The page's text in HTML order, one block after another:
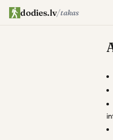
dodies.lv/takas